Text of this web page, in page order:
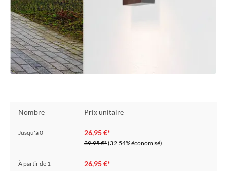
Nombre Prix unitaire
Jusqu'à0 26,95 €*
39,95 €*(32.54% économisé)
À partir de 1 26,95 €*